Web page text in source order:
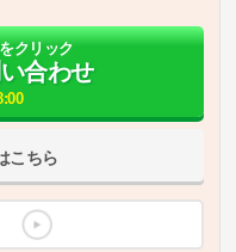
こちら
クリック
合わせ